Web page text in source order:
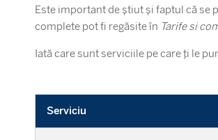
Este important de știut și faptul că se
complete pot fi regăsite în Tarife si
Iată care sunt serviciile pe care ți le
Serviciu